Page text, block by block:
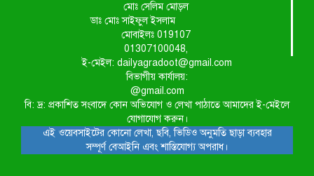
মোঃ সেলিম মোড়ল
ডাঃ মোঃ সাইফুল ইসলাম
মোবাইলঃ 019107
01307100048,
ই-মেইল: dailyagradoot@gmail.com
বিভাগীয় কার্যালয়:
@gmail.com
বি: দ্র: প্রকাশিত সংবাদে কোন অভিযোগ ও লেখা পাঠাতে আমাদের ই-মেইলে
যোগাযোগ করুন।
এই ওয়েবসাইটের কোনো লেখা, ছবি, ভিডিও অনুমতি ছাড়া ব্যবহার
সম্পূর্ণ বেআইনি এবং শাস্তিযোগ্য অপরাধ।